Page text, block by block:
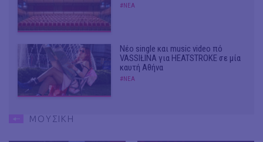
#ΝΕΑ
Νέο single και music video πό
VASSIŁINA για HEATSTROKE σε μία
καυτή Αθήνα
#ΝΕΑ
ΜΟΥΣΙΚΗ